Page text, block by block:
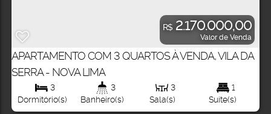
R$ 2.170.000,00
Valor de Venda
APARTAMENTO COM 3 QUARTOS À VENDA, VILA DA
SERRA - NOVA LIMA
3
Dormitório(s)
3
Banheiro(s)
3
Sala(s)
1
Suíte(s)